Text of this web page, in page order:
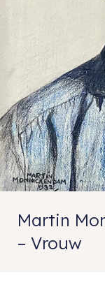
Martin
– Vrouw